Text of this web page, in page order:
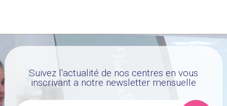
Suivez l'actualité de nos centres en vous
inscrivant a notre newsletter mensuelle